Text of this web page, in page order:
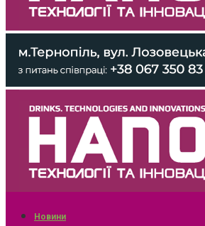
Новини